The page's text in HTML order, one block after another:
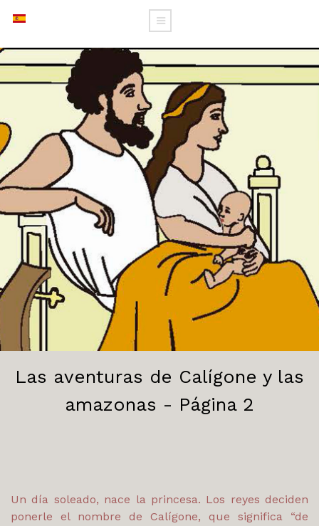
Las aventuras de Calígone y las
amazonas - Página 2
Un día soleado, nace la princesa. Los reyes deciden
ponerle el nombre de Calígone, que significa “de